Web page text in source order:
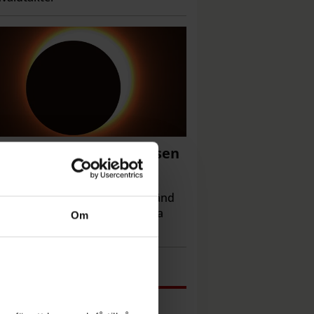
Om
kan du se solförmörkelsen
vänta i 13 år
Astronomens tips: Använd
✔ Meteorregn samma